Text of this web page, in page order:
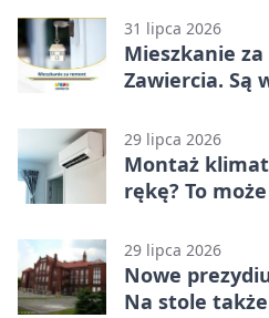
31 lipca 2026
Mieszkanie
Zawiercia. Są
29 lipca 2026
Montaż
rękę? To
29 lipca 2026
Nowe
Na stole